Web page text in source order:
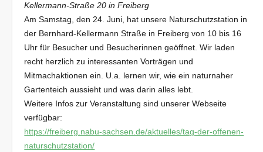
Kellermann-Straße 20 in Freiberg
Am Samstag, den 24. Juni, hat unsere Naturschutzstation in
der Bernhard-Kellermann Straße in Freiberg von 10 bis 16
Uhr für Besucher und Besucherinnen geöffnet. Wir laden
recht herzlich zu interessanten Vorträgen und
Mitmachaktionen ein. U.a. lernen wir, wie ein naturnaher
Gartenteich aussieht und was darin alles lebt.
Weitere Infos zur Veranstaltung sind unserer Webseite
verfügbar:
https://freiberg.nabu-sachsen.de/aktuelles/tag-der-offenen-
naturschutzstation/